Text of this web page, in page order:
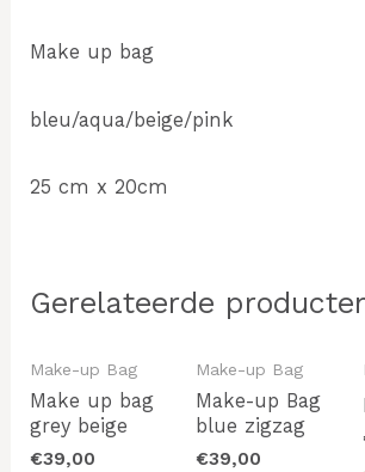
Make up bag
bleu/aqua/beige/pink
25 cm x 20cm
Gerelateerde
Make-up Bag
Make up bag
grey beige
€39,00
Make-up Bag
Make-up Bag
blue zigzag
€39,00